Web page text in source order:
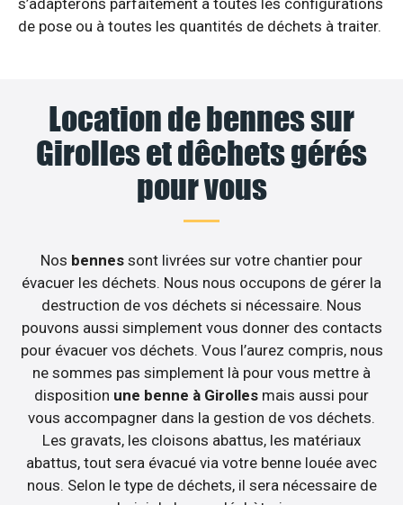
s’adapterons parfaitement à toutes les configurations
de pose ou à toutes les quantités de déchets à traiter.
Location de bennes sur
Girolles et dêchets gérés
pour vous
Nos bennes sont livrées sur votre chantier pour
évacuer les déchets. Nous nous occupons de gérer la
destruction de vos déchets si nécessaire. Nous
pouvons aussi simplement vous donner des contacts
pour évacuer vos déchets. Vous l’aurez compris, nous
ne sommes pas simplement là pour vous mettre à
disposition une benne à Girolles mais aussi pour
vous accompagner dans la gestion de vos déchets.
Les gravats, les cloisons abattus, les matériaux
abattus, tout sera évacué via votre benne louée avec
nous. Selon le type de déchets, il sera nécessaire de